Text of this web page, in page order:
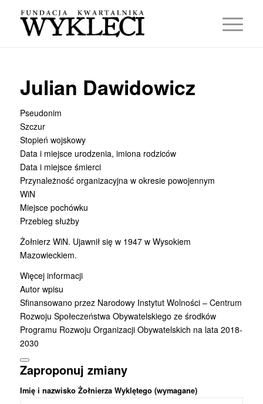
Julian Dawidowicz
Pseudonim
Szczur
Stopień wojskowy
Data i miejsce urodzenia, imiona rodziców
Data i miejsce śmierci
Przynależność organizacyjna w okresie powojennym
WiN
Miejsce pochówku
Przebieg służby
Żołnierz WiN. Ujawnił się w 1947 w Wysokiem
Mazowieckiem.
Więcej informacji
Autor wpisu
Sfinansowano przez Narodowy Instytut Wolności – Centrum
Rozwoju Społeczeństwa Obywatelskiego ze środków
Programu Rozwoju Organizacji Obywatelskich na lata 2018-
2030
Zaproponuj zmiany
Imię i nazwisko Żołnierza Wyklętego (wymagane)